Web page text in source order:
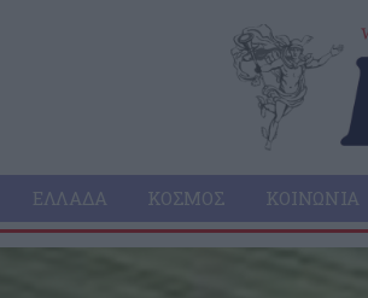
ΕΛΛΆΔΑ ΚΌΣΜΟΣ ΚΟΙΝΩΝΊΑ